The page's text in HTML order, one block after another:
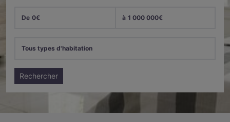
De 0€ à 1 000 000€
Tous types d'habitation
Rechercher